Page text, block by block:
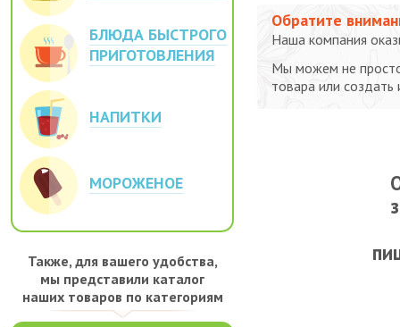
БЛЮДА БЫСТРОГО
ПРИГОТОВЛЕНИЯ
НАПИТКИ
МОРОЖЕНОЕ
Также, для вашего удобства,
мы представили каталог
наших товаров по категориям
Обратите
Наша компания
Мы можем не
товара или создать